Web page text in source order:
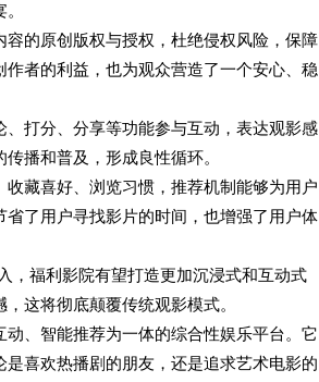
的原创版权与授权，杜绝侵权风险，保障
者的利益，也为观众营造了一个安心、稳
打分、分享等功能参与互动，表达观影感
播和普及，形成良性循环。
藏喜好、浏览习惯，推荐机制能够为用户
了用户寻找影片的时间，也增强了用户体
，福利影院有望打造更加沉浸式和互动式
这将彻底颠覆传统观影模式。
、智能推荐为一体的综合性娱乐平台。它
喜欢热播剧的朋友，还是追求艺术电影的